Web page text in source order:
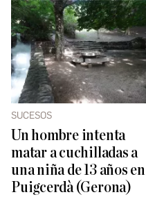
SUCESOS
Un hombre intenta
matar a cuchilladas a
una niña de 13 años en
Puigcerdà (Gerona)